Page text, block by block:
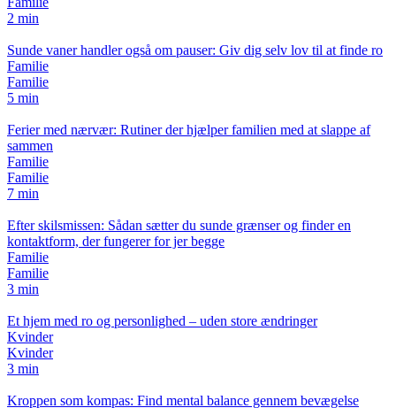
2 min
Sunde vaner handler også om pauser: Giv dig selv lov til at finde ro
Familie
Familie
5 min
Ferier med nærvær: Rutiner der hjælper familien med at slappe af
sammen
Familie
Familie
7 min
Efter skilsmissen: Sådan sætter du sunde grænser og finder en
kontaktform, der fungerer for jer begge
Familie
Familie
3 min
Et hjem med ro og personlighed – uden store ændringer
Kvinder
Kvinder
3 min
Kroppen som kompas: Find mental balance gennem bevægelse